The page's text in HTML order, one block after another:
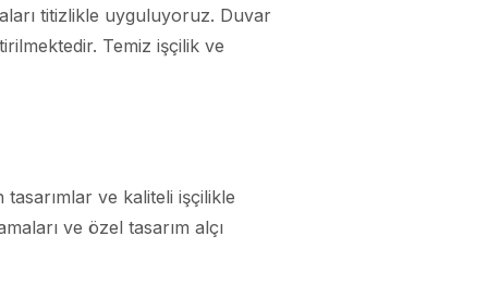
titizlikle uyguluyoruz. Duvar
Temiz işçilik ve
ve kaliteli işçilikle
ve özel tasarım alçı